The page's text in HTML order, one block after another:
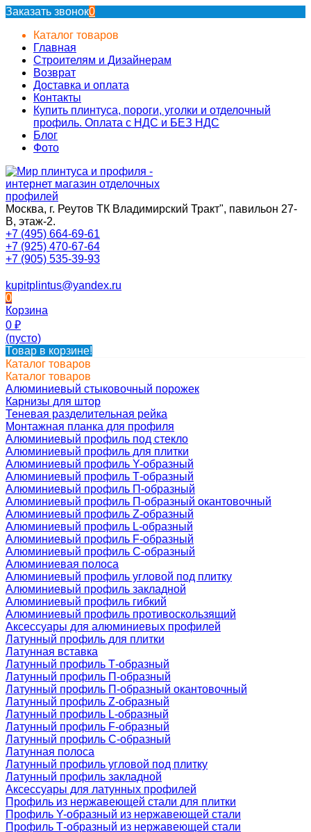
Заказать звонок0
Каталог товаров
Главная
Строителям и Дизайнерам
Возврат
Доставка и оплата
Контакты
Купить плинтуса, пороги, уголки и отделочный
профиль. Оплата с НДС и БЕЗ НДС
Блог
Фото
Москва, г. Реутов ТК Владимирский Тракт", павильон 27-
В, этаж-2.
+7 (495) 664-69-61
+7 (925) 470-67-64
+7 (905) 535-39-93
kupitplintus@yandex.ru
0
Корзина
0 ₽
(пусто)
Товар в корзине!
Каталог товаров
Каталог товаров
Алюминиевый стыковочный порожек
Карнизы для штор
Теневая разделительная рейка
Монтажная планка для профиля
Алюминиевый профиль под стекло
Алюминиевый профиль для плитки
Алюминиевый профиль Y-образный
Алюминиевый профиль Т-образный
Алюминиевый профиль П-образный
Алюминиевый профиль П-образный окантовочный
Алюминиевый профиль Z-образный
Алюминиевый профиль L-образный
Алюминиевый профиль F-образный
Алюминиевый профиль C-образный
Алюминиевая полоса
Алюминиевый профиль угловой под плитку
Алюминиевый профиль закладной
Алюминиевый профиль гибкий
Алюминиевый профиль противоскользящий
Аксессуары для алюминиевых профилей
Латунный профиль для плитки
Латунная вставка
Латунный профиль Т-образный
Латунный профиль П-образный
Латунный профиль П-образный окантовочный
Латунный профиль Z-образный
Латунный профиль L-образный
Латунный профиль F-образный
Латунный профиль C-образный
Латунная полоса
Латунный профиль угловой под плитку
Латунный профиль закладной
Аксессуары для латунных профилей
Профиль из нержавеющей стали для плитки
Профиль Y-образный из нержавеющей стали
Профиль Т-образный из нержавеющей стали